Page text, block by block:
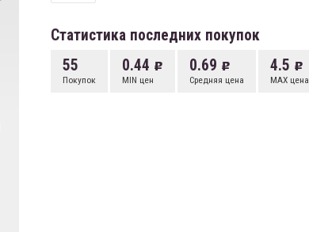
Статистика последних покупок
55
Покупок
0.44
MIN цен
0.69
Средняя цена
4.5
MAX цена